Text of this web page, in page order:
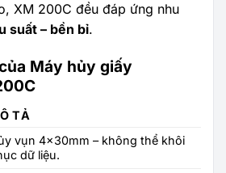
XM 200C đều đáp ứng nhu
suất – bền bỉ.
Máy hủy giấy
TẢ
vụn 4x30mm – không thể khôi
dữ liệu.